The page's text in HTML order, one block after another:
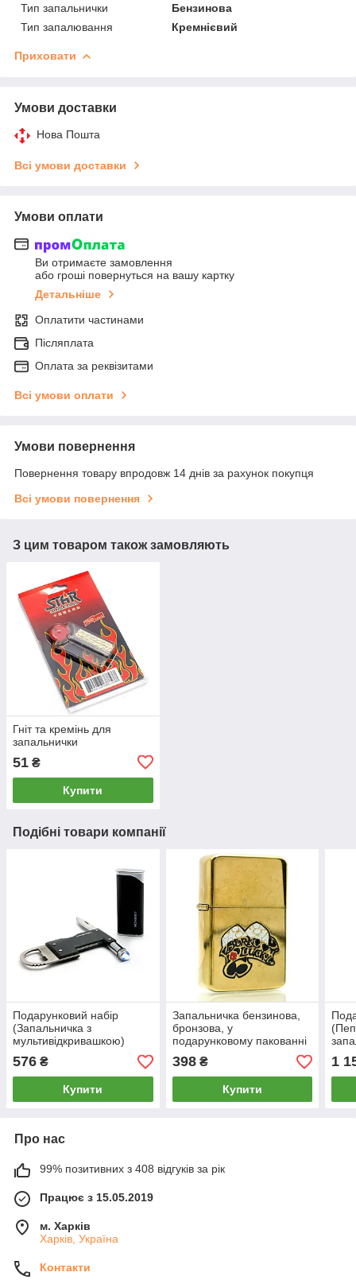
Тип запальнички
Бензинова
Тип запалювання
Кремнієвий
Приховати
Умови доставки
Нова Пошта
Всі умови доставки
Умови оплати
Ви отримаєте замовлення
або гроші повернуться на вашу картку
Детальніше
Оплатити частинами
Післяплата
Оплата за реквізитами
Всі умови оплати
Умови повернення
Повернення товару впродовж 14 днів за рахунок покупця
Всі умови повернення
З цим товаром також замовляють
Гніт та кремінь для
запальнички
51 ₴
Купити
Подібні товари компанії
Подарунковий набір
(Запальничка з
мультивідкривашкою)
576 ₴
Купити
Запальничка бензинова,
бронзова, у
подарунковому пакованні
398₴
Купити
1
Про нас
99% позитивних з 408 відгуків за рік
Працює з 15.05.2019
м. Харків
Харків, Україна
Контакти